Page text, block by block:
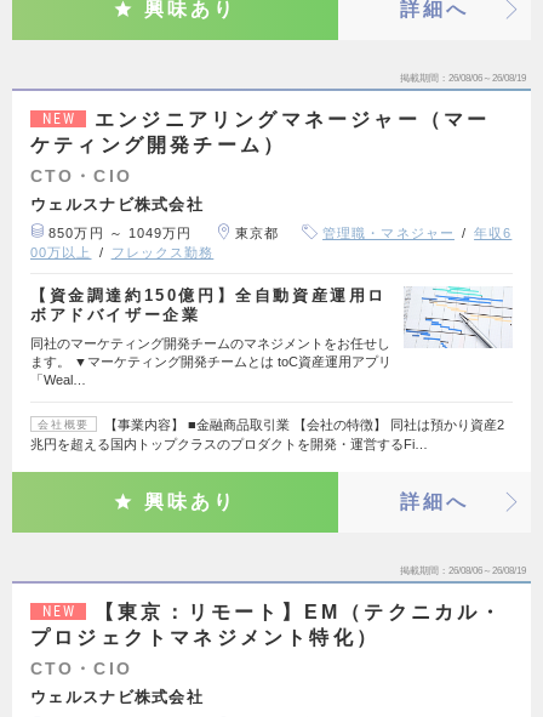
興味あり 詳細へ
掲載期間 26/08/06～26/08/19
NEW
エンジニアリングマネージャー（マー
ケティング開発チーム）
CTO・CIO
ウェルスナビ株式会社
850万円 ～ 1049万円 東京都 管理職・マネジャー
年収6
00万以上
フレックス勤務
【資金調達約150億円】全自動資産運用ロ
ボアドバイザー企業
同社のマーケティング開発チームのマネジメントをお任せし
ます。 ▼マーケティング開発チームとは toC資産運用アプリ
「Weal…
会社概要
【事業内容】 ■金融商品取引業 【会社の特徴】 同社は預かり資産2
兆円を超える国内トップクラスのプロダクトを開発・運営するFi…
興味あり 詳細へ
掲載期間 26/08/06～26/08/19
NEW
【東京：リモート】EM（テクニカル・
プロジェクトマネジメント特化）
CTO・CIO
ウェルスナビ株式会社